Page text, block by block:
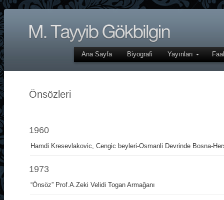
Ana Sayfa Biyografi Yayınları
Önsözleri
1960
Hamdi Kresevlakovic, Cengic beyleri-Osmanli Devrinde Bosna-
1973
“Önsöz” Prof.A.Zeki Velidi Togan Armağanı